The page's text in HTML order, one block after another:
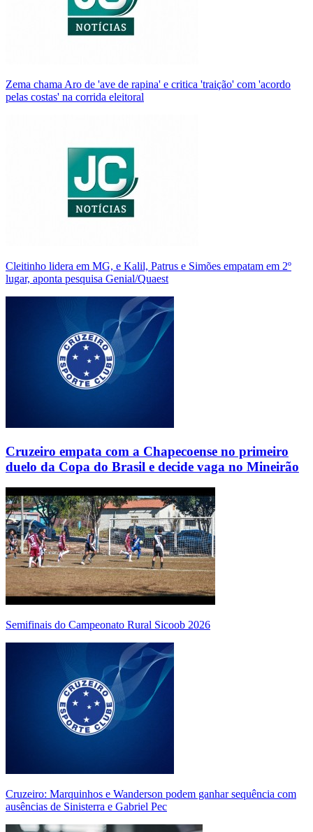
Zema chama Aro de 'ave de rapina' e critica 'traição' com 'acordo
pelas costas' na corrida eleitoral
Cleitinho lidera em MG, e Kalil, Patrus e Simões empatam em 2º
lugar, aponta pesquisa Genial/Quaest
Cruzeiro empata com a Chapecoense no primeiro
duelo da Copa do Brasil e decide vaga no Mineirão
Semifinais do Campeonato Rural Sicoob 2026
Cruzeiro: Marquinhos e Wanderson podem ganhar sequência com
ausências de Sinisterra e Gabriel Pec